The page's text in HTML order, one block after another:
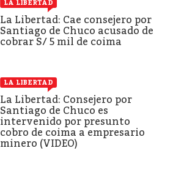
LA LIBERTAD
La Libertad: Cae consejero por
Santiago de Chuco acusado de
cobrar S/ 5 mil de coima
LA LIBERTAD
La Libertad: Consejero por
Santiago de Chuco es
intervenido por presunto
cobro de coima a empresario
minero (VIDEO)